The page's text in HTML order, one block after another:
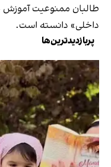
طالبان ممنوعیت آموزش
داخلی» دانسته است.
پربازدیدترین‌ها